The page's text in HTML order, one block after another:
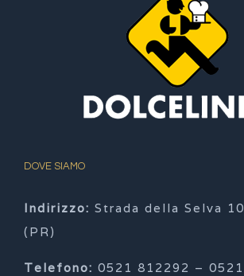
DOVE SIAMO
Indirizzo: Strada della Selva
(PR)
Telefono: 0521 812292 –